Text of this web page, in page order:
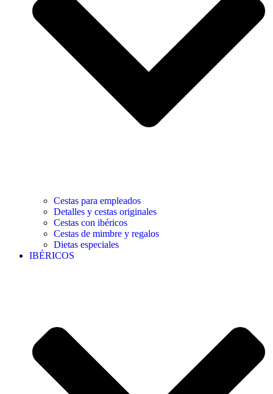
Cestas para empleados
Detalles y cestas originales
Cestas con ibéricos
Cestas de mimbre y regalos
Dietas especiales
IBÉRICOS